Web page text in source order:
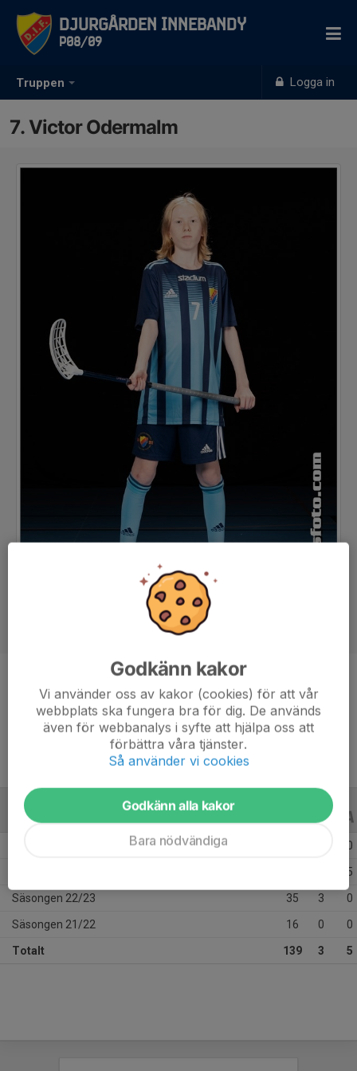
Truppen Logga in
Djurgården Innebandy
P08/09
7. Victor Odermalm
Position
Ålder
17 år
ALLA SERIER
0
5
Säsongen 22/23 35 3 0
Säsongen 21/22 16 0 0
Totalt 139 3 5
Godkänn kakor
Vi använder oss av kakor (cookies) för att vår
webbplats ska fungera bra för dig. De används
även för webbanalys i syfte att hjälpa oss att
förbättra våra tjänster.
Så använder vi cookies
Godkänn alla kakor
Bara nödvändiga